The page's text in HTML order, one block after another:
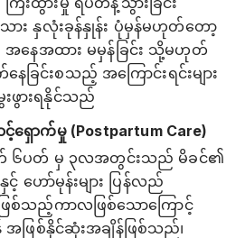
း နှလုံးခုန်နှုန်း ပုံမှန်မဟုတ်တော့
း အနေအထား မမှန်ခြင်း သို့မဟုတ်
ေခြင်းစသည့် အကြောင်းရင်းများ
းဖွားရနိုင်သည်
ာင့်ရှောက်မှု (Postpartum Care)
ာက် ၆ပတ် မှ ၃လအတွင်းသည် မိခင်၏
ဟော်မုန်းများ ပြန်လည်
ြစ်သည့်ကာလဖြစ်သောကြောင့်
အဖြစ်နိုင်ဆုံးအချိန်ဖြစ်သည်၊